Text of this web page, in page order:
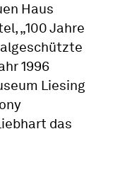
Haus
„100 Jahre
1996
Liesing
das